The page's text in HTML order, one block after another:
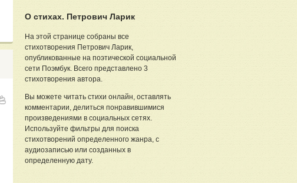
О стихах. Петрович Ларик
На этой странице собраны все
стихотворения Петрович Ларик,
опубликованные на поэтической социальной
сети Поэмбук. Всего представлено 3
стихотворения автора.
Вы можете читать стихи онлайн, оставлять
комментарии, делиться понравившимися
произведениями в социальных сетях.
Используйте фильтры для поиска
стихотворений определенного жанра, с
аудиозаписью или созданных в
определенную дату.